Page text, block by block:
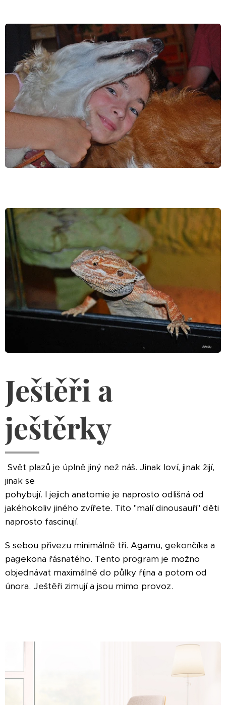
Ještěři a
ještěrky
Svět plazů je úplně jiný než náš. Jinak loví, jinak žijí,
jinak se
pohybují. I jejich anatomie je naprosto odlišná od
jakéhokoliv jiného zvířete. Tito "malí dinousauři" děti
naprosto fascinují.
S sebou přivezu minimálně tři. Agamu, gekončíka a
pagekona řásnatého. Tento program je možno
objednávat maximálně do půlky října a potom od
února. Ještěři zimují a jsou mimo provoz.